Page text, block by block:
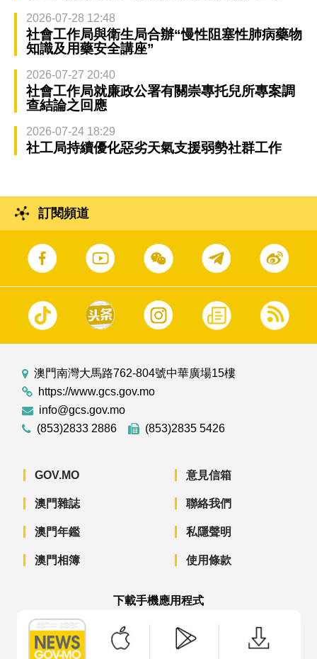
2026-07-28 12:48
社會工作局與衛生局合辦“慢性阻塞性肺病藥物
知識及用藥安全講座”
2026-07-27 20:40
社會工作局就廉政公署有關崇專托兒所專案調
查結論之回應
2026-07-24 18:29
社工局持續優化惡劣天氣支援弱勢社群工作
訂閱頻道
澳門南灣大馬路762-804號中華廣場15樓
https://www.gcs.gov.mo
info@gcs.gov.mo
(853)2833 2886
(853)2835 5426
GOV.MO
澳門雜誌
澳門年鑑
澳門相簿
意見信箱
聯絡我們
私隱聲明
使用條款
下載手機應用程式